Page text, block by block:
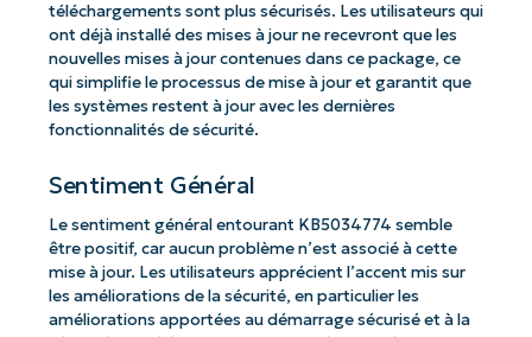
téléchargements sont plus sécurisés. Les utilisateurs qui
ont déjà installé des mises à jour ne recevront que les
nouvelles mises à jour contenues dans ce package, ce
qui simplifie le processus de mise à jour et garantit que
les systèmes restent à jour avec les dernières
fonctionnalités de sécurité.
Sentiment Général
Le sentiment général entourant KB5034774 semble
être positif, car aucun problème n’est associé à cette
mise à jour. Les utilisateurs apprécient l’accent mis sur
les améliorations de la sécurité, en particulier les
améliorations apportées au démarrage sécurisé et à la